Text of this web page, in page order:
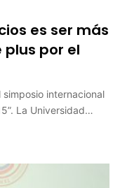
es ser más
por el
internacional
La Universidad…